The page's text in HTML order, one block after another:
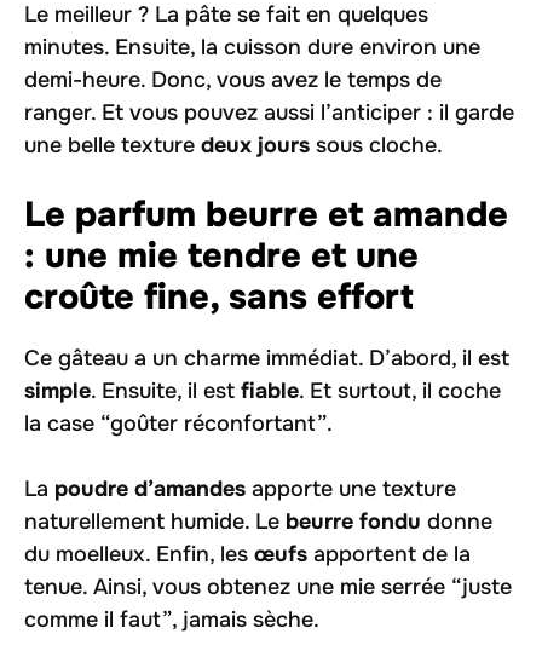
Le meilleur ? La pâte se fait en quelques
minutes. Ensuite, la cuisson dure environ une
demi-heure. Donc, vous avez le temps de
ranger. Et vous pouvez aussi l’anticiper : il garde
une belle texture deux jours sous cloche.
Le parfum beurre et amande
: une mie tendre et une
croûte fine, sans effort
Ce gâteau a un charme immédiat. D’abord, il est
simple. Ensuite, il est fiable. Et surtout, il coche
la case “goûter réconfortant”.
La poudre d’amandes apporte une texture
naturellement humide. Le beurre fondu donne
du moelleux. Enfin, les œufs apportent de la
tenue. Ainsi, vous obtenez une mie serrée “juste
comme il faut”, jamais sèche.